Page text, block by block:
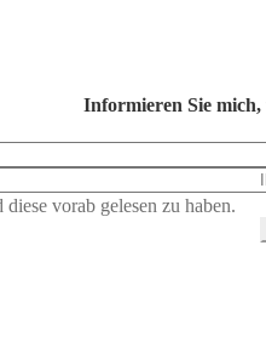
Informieren Sie
diese vorab gelesen zu haben.